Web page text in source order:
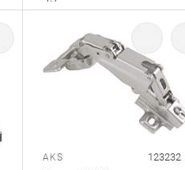
AKS 123232